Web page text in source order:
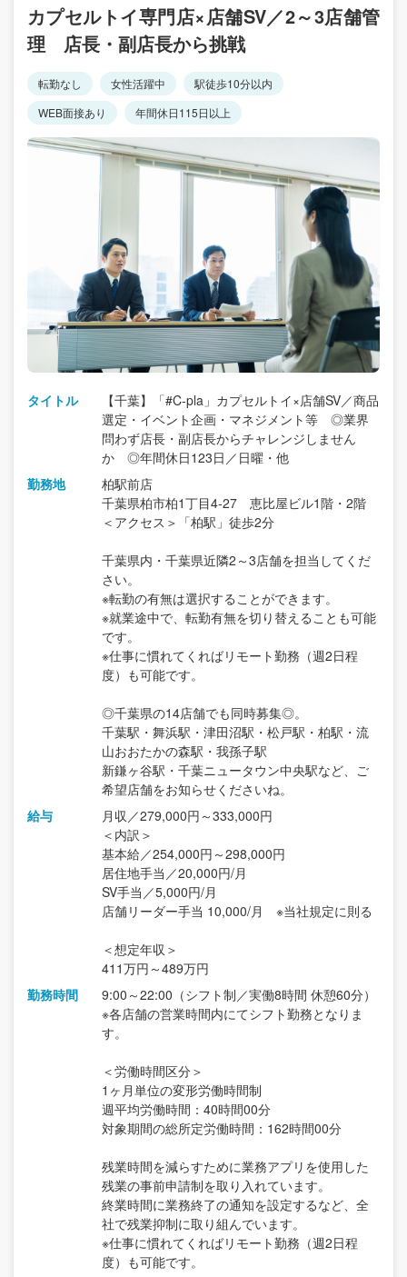
カプセルトイ専門店×店舗SV／2～3店舗管
理 店長・副店長から挑戦
転勤なし 女性活躍中
駅徒歩10分以内
WEB面接あり
年間休日115日以上
タイトル
【千葉】「#C-pla」カプセルトイ×店舗SV／商品
選定・イベント企画・マネジメント等 ◎業界
問わず店長・副店長からチャレンジしません
か ◎年間休日123日／日曜・他
勤務地
柏駅前店
千葉県柏市柏1丁目4-27 恵比屋ビル1階・2階
＜アクセス＞「柏駅」徒歩2分
千葉県内・千葉県近隣2～3店舗を担当してくだ
さい。
※転勤の有無は選択することができます。
※就業途中で、転勤有無を切り替えることも可能
です。
※仕事に慣れてくればリモート勤務（週2日程
度）も可能です。
◎千葉県の14店舗でも同時募集◎。
千葉駅・舞浜駅・津田沼駅・松戸駅・柏駅・流
山おおたかの森駅・我孫子駅
新鎌ヶ谷駅・千葉ニュータウン中央駅など、ご
希望店舗をお知らせくださいね。
給与
月収／279,000円～333,000円
＜内訳＞
基本給／254,000円～298,000円
居住地手当／20,000円/月
SV手当／5,000円/月
店舗リーダー手当 10,000/月 ※当社規定に則る
＜想定年収＞
411万円～489万円
勤務時間
9:00～22:00（シフト制／実働8時間 休憩60分）
※各店舗の営業時間内にてシフト勤務となりま
す。
＜労働時間区分＞
1ヶ月単位の変形労働時間制
週平均労働時間：40時間00分
対象期間の総所定労働時間：162時間00分
残業時間を減らすために業務アプリを使用した
残業の事前申請制を取り入れています。
終業時間に業務終了の通知を設定するなど、全
社で残業抑制に取り組んでいます。
※仕事に慣れてくればリモート勤務（週2日程
度）も可能です。